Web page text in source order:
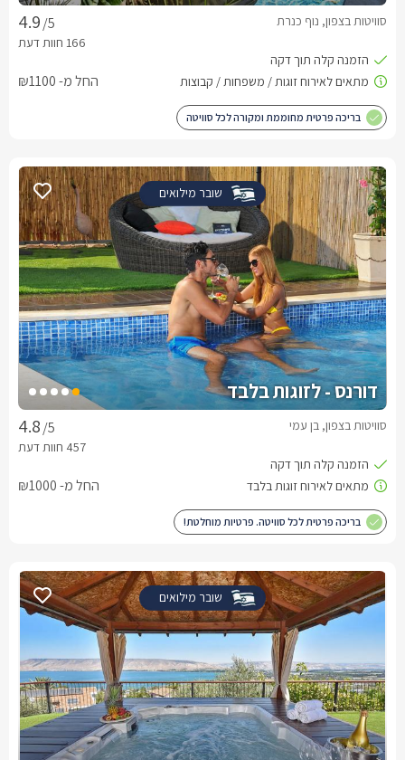
/5 סוויטות בצפון, נוף כנרת
החל מ- ₪1100
בריכה פרטית מחוממת ומקורה לכל סוויטה
שובר מילואים
דורנס - לזוגות בלבד
/5 סוויטות בצפון, בן עמי
החל מ- ₪1000
בריכה פרטית לכל סוויטה. פרטיות מוחלטת!
שובר מילואים